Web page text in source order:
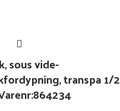
sous vide-
transpa 1/2